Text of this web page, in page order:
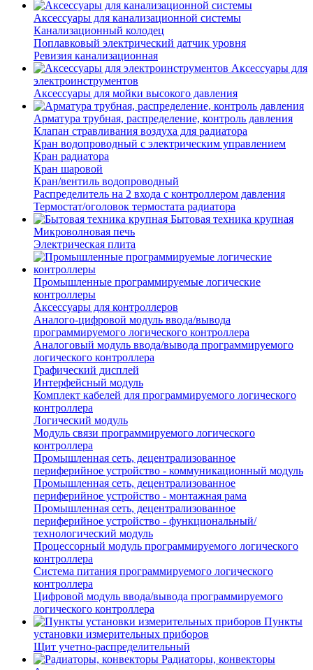
Аксессуары для канализационной системы
Канализационный колодец
Поплавковый электрический датчик уровня
Ревизия канализационная
Аксессуары для
электроинструментов
Аксессуары для мойки высокого давления
Арматура трубная, распределение, контроль давления
Клапан стравливания воздуха для радиатора
Кран водопроводный с электрическим управлением
Кран радиатора
Кран шаровой
Кран/вентиль водопроводный
Распределитель на 2 входа с контроллером давления
Термостат/оголовок термостата радиатора
Бытовая техника крупная
Микроволновая печь
Электрическая плита
Промышленные программируемые логические
контроллеры
Аксессуары для контроллеров
Аналого-цифровой модуль ввода/вывода
программируемого логического контроллера
Аналоговый модуль ввода/вывода программируемого
логического контроллера
Графический дисплей
Интерфейсный модуль
Комплект кабелей для программируемого логического
контроллера
Логический модуль
Модуль связи программируемого логического
контроллера
Промышленная сеть, децентрализованное
периферийное устройство - коммуникационный модуль
Промышленная сеть, децентрализованное
периферийное устройство - монтажная рама
Промышленная сеть, децентрализованное
периферийное устройство - функциональный/
технологический модуль
Процессорный модуль программируемого логического
контроллера
Система питания программируемого логического
контроллера
Цифровой модуль ввода/вывода программируемого
логического контроллера
Пункты
установки измерительных приборов
Щит учетно-распределительный
Радиаторы, конвекторы